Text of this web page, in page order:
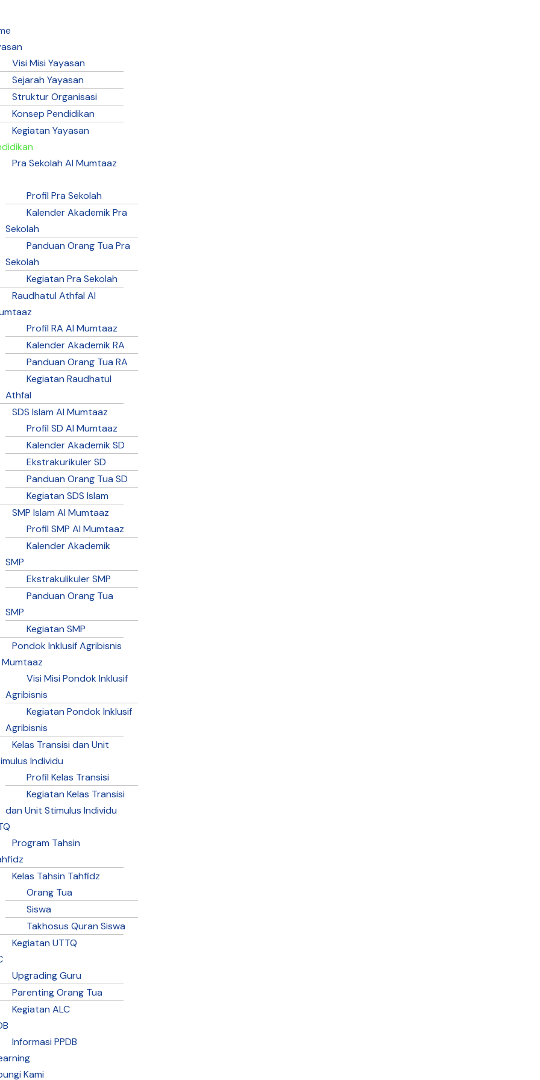
Visi Misi Yayasan
Sejarah Yayasan
Struktur Organisasi
Konsep Pendidikan
Kegiatan Yayasan
Pra Sekolah Al Mumtaaz
Profil Pra Sekolah
Kalender Akademik Pra
Sekolah
Panduan Orang Tua Pra
Sekolah
Kegiatan Pra Sekolah
Raudhatul Athfal Al
Profil RA Al Mumtaaz
Kalender Akademik RA
Panduan Orang Tua RA
Kegiatan Raudhatul
Athfal
SDS Islam Al Mumtaaz
Profil SD Al Mumtaaz
Kalender Akademik SD
Ekstrakurikuler SD
Panduan Orang Tua SD
Kegiatan SDS Islam
SMP Islam Al Mumtaaz
Profil SMP Al Mumtaaz
Kalender Akademik
SMP
Ekstrakulikuler SMP
Panduan Orang Tua
SMP
Kegiatan SMP
Pondok Inklusif Agribisnis
Mumtaaz
Visi Misi Pondok Inklusif
Agribisnis
Kegiatan Pondok Inklusif
Agribisnis
Kelas Transisi dan Unit
Individu
Profil Kelas Transisi
Kegiatan Kelas Transisi
dan Unit Stimulus Individu
Program Tahsin
Kelas Tahsin Tahfidz
Orang Tua
Siswa
Takhosus Quran Siswa
Kegiatan UTTQ
Upgrading Guru
Parenting Orang Tua
Kegiatan ALC
Informasi PPDB
Kami